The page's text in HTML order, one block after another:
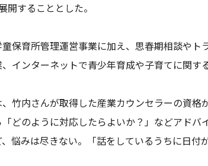
開することとした。
童保育所管理運営事業に加え、思春期相談や
インターネットで青少年育成や子育てに関す
竹内さんが取得した産業カウンセラーの資
どのように対応したらよいか？」などアド
悩みは尽きない。「話をしているうちに日付